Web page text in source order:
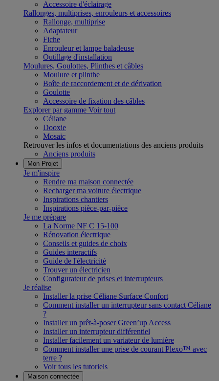
Accessoire d'éclairage
Rallonges, multiprises, enrouleurs et accessoires
Rallonge, multiprise
Adaptateur
Fiche
Enrouleur et lampe baladeuse
Outillage d'installation
Moulures, Goulottes, Plinthes et câbles
Moulure et plinthe
Boîte de raccordement et de dérivation
Goulotte
Accessoire de fixation des câbles
Explorer par gamme Voir tout
Céliane
Dooxie
Mosaic
Retrouver les infos et documentations des anciens produits
Anciens produits
Mon Projet
Je m'inspire
Rendre ma maison connectée
Recharger ma voiture électrique
Inspirations chantiers
Inspirations pièce-par-pièce
Je me prépare
La Norme NF C 15-100
Rénovation électrique
Conseils et guides de choix
Guides interactifs
Guide de l'électricité
Trouver un électricien
Configurateur de prises et interrupteurs
Je réalise
Installer la prise Céliane Surface Confort
Comment installer un interrupteur sans contact Céliane
?
Installer un prêt-à-poser Green’up Access
Installer un interrupteur différentiel
Installer facilement un variateur de lumière
Comment installer une prise de courant Plexo™ avec
terre ?
Voir tous les tutoriels
Maison connectée